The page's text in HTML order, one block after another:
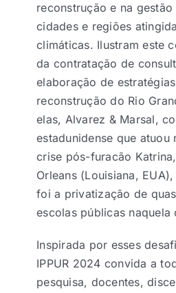
reconstrução e na gestão
cidades e regiões
climáticas. Ilustram este
da contratação de
elaboração de
reconstrução do Rio
elas, Alvarez & Marsal,
estadunidense que atuou
crise pós-furacão
Orleans (Louisiana,
foi a privatização de
escolas públicas naquela
Inspirada por esses
IPPUR 2024 convida a
pesquisa, docentes,